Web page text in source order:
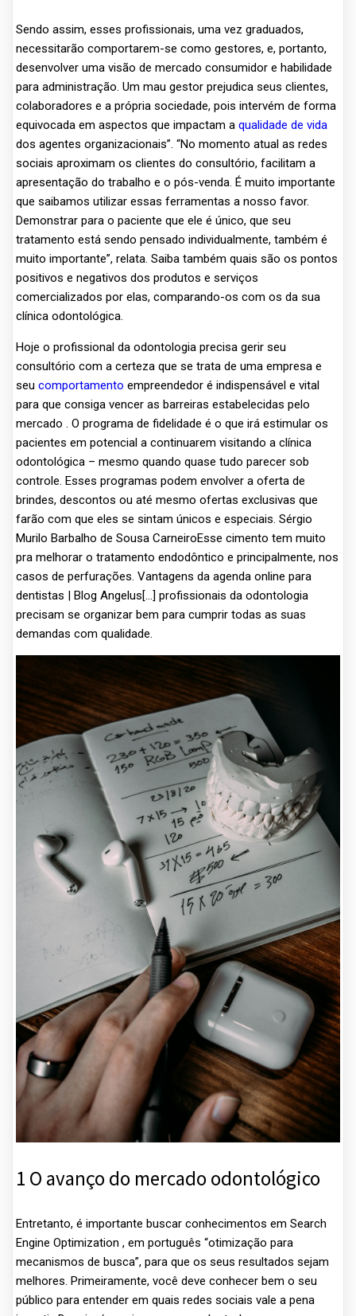
Sendo assim, esses profissionais, uma vez graduados,
necessitarão comportarem-se como gestores, e, portanto,
desenvolver uma visão de mercado consumidor e habilidade
para administração. Um mau gestor prejudica seus clientes,
colaboradores e a própria sociedade, pois intervém de forma
equivocada em aspectos que impactam a qualidade de vida
dos agentes organizacionais”. “No momento atual as redes
sociais aproximam os clientes do consultório, facilitam a
apresentação do trabalho e o pós-venda. É muito importante
que saibamos utilizar essas ferramentas a nosso favor.
Demonstrar para o paciente que ele é único, que seu
tratamento está sendo pensado individualmente, também é
muito importante”, relata. Saiba também quais são os pontos
positivos e negativos dos produtos e serviços
comercializados por elas, comparando-os com os da sua
clínica odontológica.
Hoje o profissional da odontologia precisa gerir seu
consultório com a certeza que se trata de uma empresa e
seu comportamento empreendedor é indispensável e vital
para que consiga vencer as barreiras estabelecidas pelo
mercado . O programa de fidelidade é o que irá estimular os
pacientes em potencial a continuarem visitando a clínica
odontológica – mesmo quando quase tudo parecer sob
controle. Esses programas podem envolver a oferta de
brindes, descontos ou até mesmo ofertas exclusivas que
farão com que eles se sintam únicos e especiais. Sérgio
Murilo Barbalho de Sousa CarneiroEsse cimento tem muito
pra melhorar o tratamento endodôntico e principalmente, nos
casos de perfurações. Vantagens da agenda online para
dentistas | Blog Angelus[…] profissionais da odontologia
precisam se organizar bem para cumprir todas as suas
demandas com qualidade.
1 O avanço do mercado odontológico
Entretanto, é importante buscar conhecimentos em Search
Engine Optimization , em português “otimização para
mecanismos de busca”, para que os seus resultados sejam
melhores. Primeiramente, você deve conhecer bem o seu
público para entender em quais redes sociais vale a pena